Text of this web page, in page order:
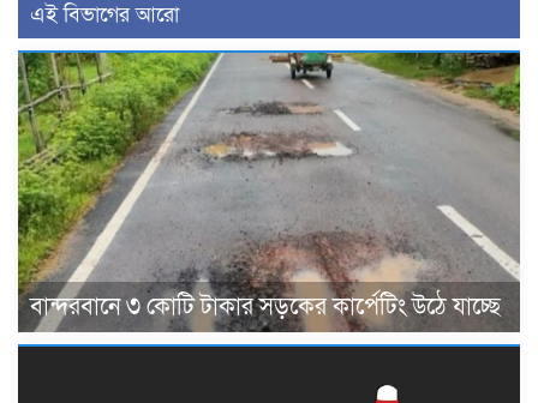
এই বিভাগের আরো
বান্দরবানে ৩ কোটি টাকার সড়কের কার্পেটিং উঠে যাচ্ছে